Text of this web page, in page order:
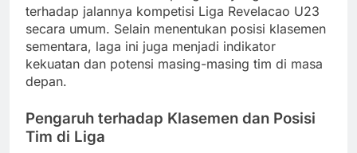
terhadap jalannya kompetisi Liga Revelacao U23
secara umum. Selain menentukan posisi klasemen
sementara, laga ini juga menjadi indikator
kekuatan dan potensi masing-masing tim di masa
depan.
Pengaruh terhadap Klasemen dan Posisi
Tim di Liga